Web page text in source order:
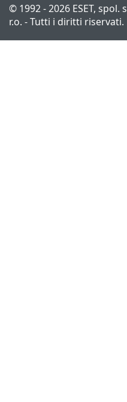
© 1992 - 2026 ESET, spol. s
r.o. - Tutti i diritti riservati.